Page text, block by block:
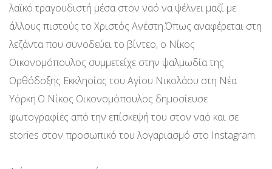
λαϊκό τραγουδιστή μέσα στον ναό να ψέλνει μαζί με
άλλους πιστούς το Χριστός Ανέστη.Όπως αναφέρεται στη
λεζάντα που συνοδεύει το βίντεο, ο Νίκος
Οικονομόπουλος συμμετείχε στην ψαλμωδία της
Ορθόδοξης Εκκλησίας του Αγίου Νικολάου στη Νέα
Υόρκη.Ο Νίκος Οικονομόπουλος δημοσίευσε
φωτογραφίες από την επίσκεψή του στον ναό και σε
stories στον προσωπικό του λογαριασμό στο Instagram.